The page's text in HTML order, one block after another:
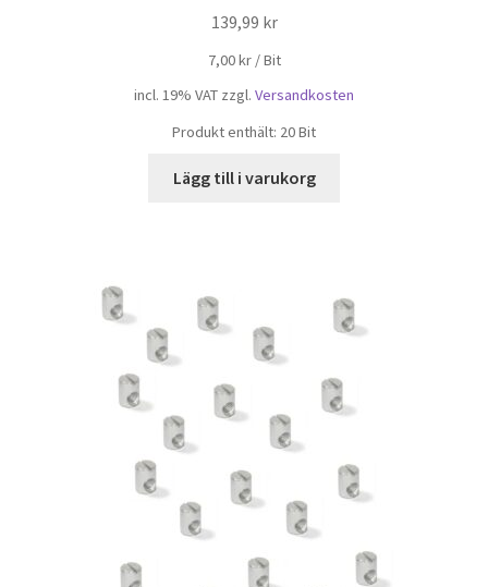
139,99 kr
7,00kr/Bit
incl. 19% VAT zzgl. Versandkosten
Produkt enthält: 20Bit
Lägg till i varukorg